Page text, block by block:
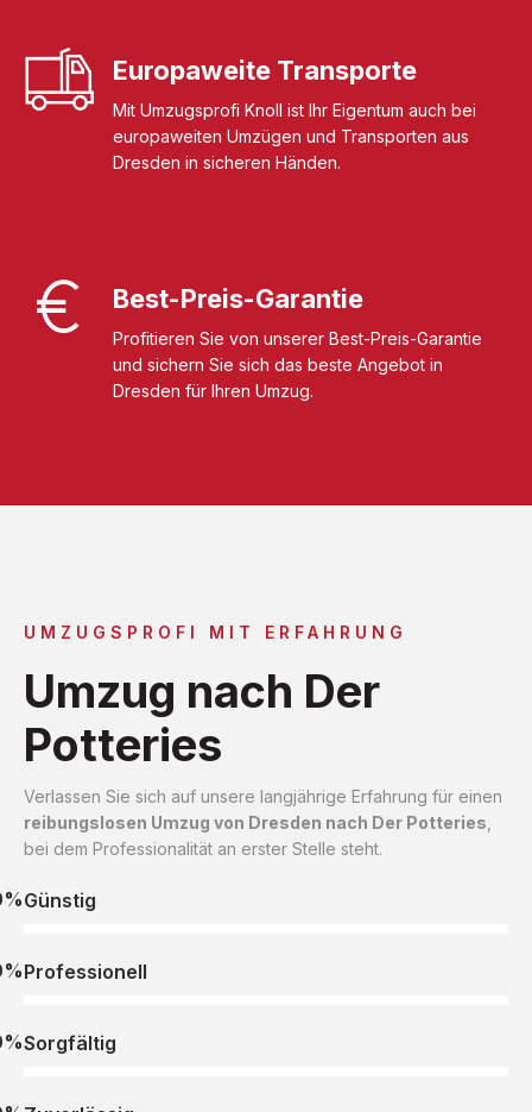
Europaweite Transporte
Mit Umzugsprofi Knoll ist Ihr Eigentum auch bei
europaweiten Umzügen und Transporten aus
Dresden in sicheren Händen.
Best-Preis-Garantie
Profitieren Sie von unserer Best-Preis-Garantie
und sichern Sie sich das beste Angebot in
Dresden für Ihren Umzug.
UMZUGSPROFI MIT ERFAHRUNG
Umzug nach Der
Potteries
Verlassen Sie sich auf unsere langjährige Erfahrung für einen
reibungslosen Umzug von Dresden nach Der Potteries
bei dem Professionalität an erster Stelle steht.
Günstig
Professionell
Sorgfältig